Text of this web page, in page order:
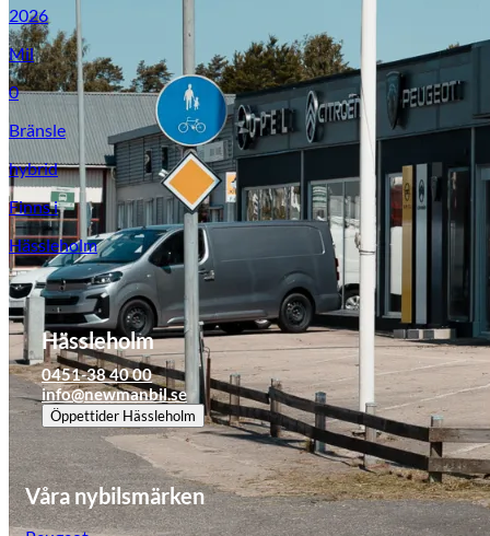
2026
Mil
0
Bränsle
hybrid
Finns i
Hässleholm
Hässleholm
0451-38 40 00
info@newmanbil.se
Öppettider Hässleholm
Våra nybilsmärken